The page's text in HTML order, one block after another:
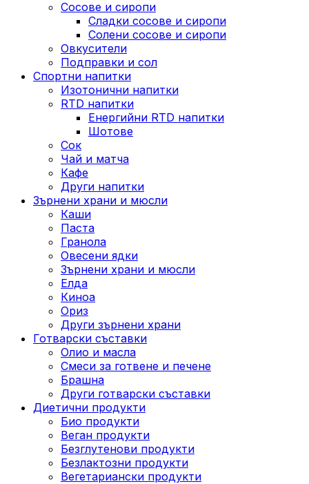
Сосове и сиропи
Сладки сосове и сиропи
Солени сосове и сиропи
Овкусители
Подправки и сол
Спортни напитки
Изотонични напитки
RTD напитки
Енергийни RTD напитки
Шотове
Сок
Чай и матча
Кафе
Други напитки
Зърнени храни и мюсли
Каши
Паста
Гранола
Овесени ядки
Зърнени храни и мюсли
Елда
Киноа
Ориз
Други зърнени храни
Готварски съставки
Олио и масла
Смеси за готвене и печене
Брашна
Други готварски съставки
Диетични продукти
Био продукти
Веган продукти
Безглутенови продукти
Безлактозни продукти
Вегетариански продукти